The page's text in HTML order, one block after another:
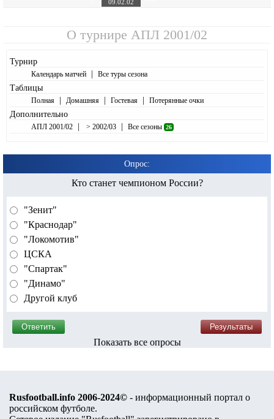
09.02.02
О турнире АПЛ 2001/02
Турнир
Календарь матчей | Все туры сезона
Таблицы
Полная | Домашняя | Гостевая | Потерянные очки
Дополнительно
АПЛ 2001/02 | > 2002/03 | Все сезоны 26
Опрос:
Кто станет чемпионом России?
"Зенит"
"Краснодар"
"Локомотив"
ЦСКА
"Спартак"
"Динамо"
Другой клуб
Показать все опросы
Rusfootball.info 2006-2024© - информационный портал о
российском футболе.